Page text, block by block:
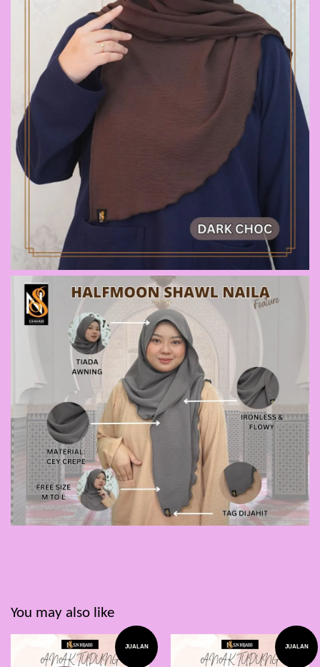
You may also like
JUALAN JUALAN